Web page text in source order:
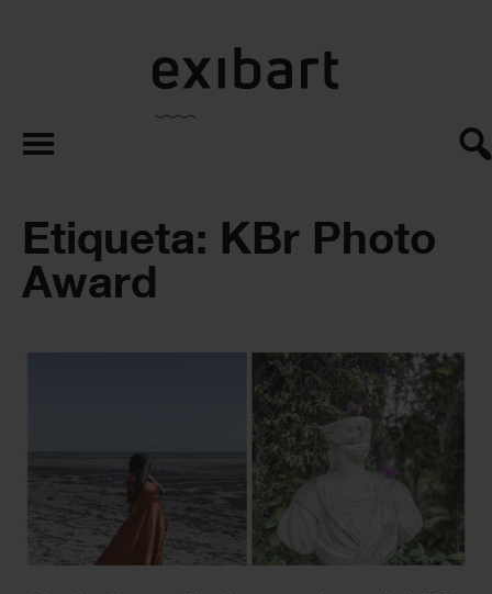
exibart.es
Etiqueta: KBr Photo
Award